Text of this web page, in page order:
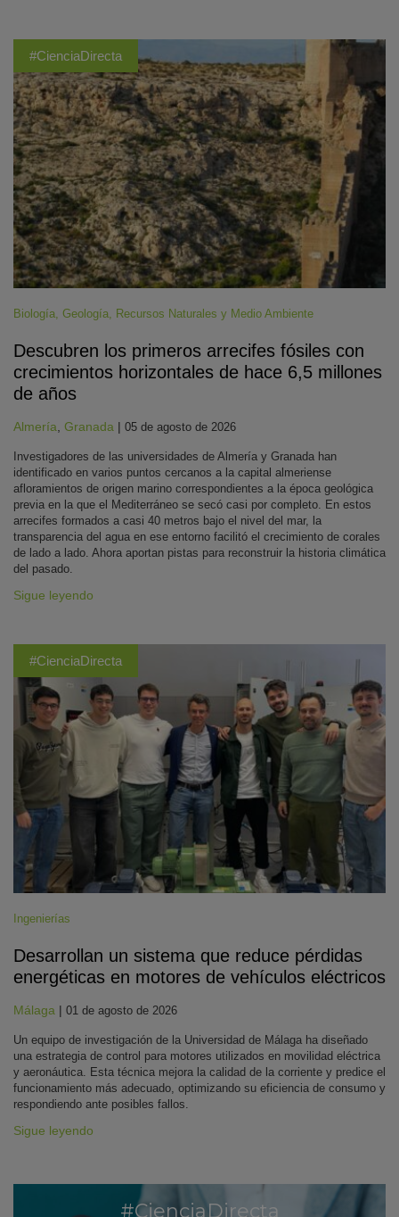
#CienciaDirecta
Biología, Geología, Recursos Naturales y Medio Ambiente
Descubren los primeros arrecifes fósiles con
crecimientos horizontales de hace 6,5 millones
de años
Almería Granada | 05 de agosto de 2026
Investigadores de las universidades de Almería y Granada han
identificado en varios puntos cercanos a la capital almeriense
afloramientos de origen marino correspondientes a la época geológica
previa en la que el Mediterráneo se secó casi por completo. En estos
arrecifes formados a casi 40 metros bajo el nivel del mar, la
transparencia del agua en ese entorno facilitó el crecimiento de corales
de lado a lado. Ahora aportan pistas para reconstruir la historia climática
del pasado.
Sigue leyendo
#CienciaDirecta
Ingenierías
Desarrollan un sistema que reduce pérdidas
energéticas en motores de vehículos eléctricos
Málaga | 01 de agosto de 2026
Un equipo de investigación de la Universidad de Málaga ha diseñado
una estrategia de control para motores utilizados en movilidad eléctrica
y aeronáutica. Esta técnica mejora la calidad de la corriente y predice el
funcionamiento más adecuado, optimizando su eficiencia de consumo y
respondiendo ante posibles fallos.
Sigue leyendo
#CienciaDirecta